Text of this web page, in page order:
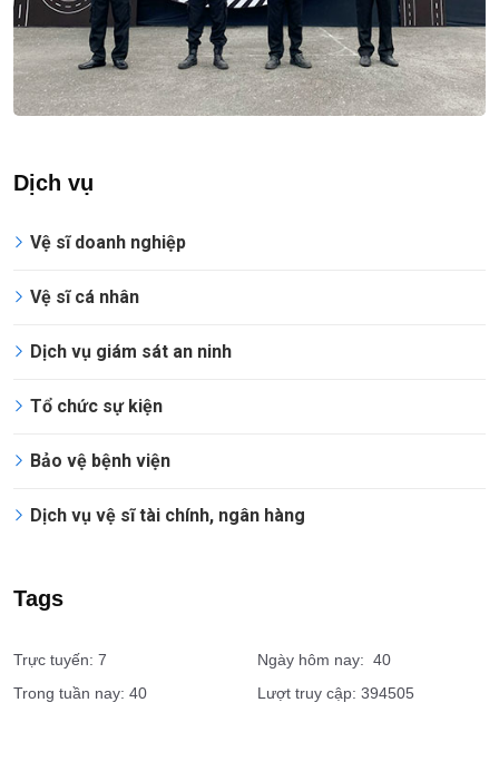
Dịch vụ
Vệ sĩ doanh nghiệp
Vệ sĩ cá nhân
Dịch vụ giám sát an ninh
Tổ chức sự kiện
Bảo vệ bệnh viện
Dịch vụ vệ sĩ tài chính, ngân hàng
Tags
Trực tuyến: 7
Ngày hôm nay: 40
Trong tuần nay: 40
Lượt truy cập: 394505